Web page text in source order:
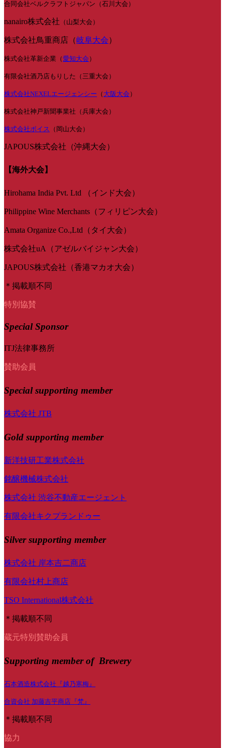
合同会社ベルクラフトジャパン（石川大会）
nanairo株式会社 （山梨大会）
株式会社鳥重商店（岐阜大会）
株式会社革新企業（愛知大会 ）
有限会社酒乃店もりした（三重大会）
株式会社NEXELエージェンシー （ 大阪大会 ）
株式会社神戸新聞事業社（兵庫大会）
株式会社ボイス （岡山大会）
JAPOUS株式会社（沖縄大会）
【海外大会】
Hirohama India Pvt. Ltd （インド大会）
Philippine Wine Merchants（フィリピン大会）
Amata Organize Co.,Ltd（タイ大会）
株式会社uA（アゼルバイジャン大会）
JAPOUS株式会社（香港マカオ大会）
＊掲載順不同
特別協賛
Special Sponsor
ITJ法律事務所
賛助会員
Specialsupporting member
株式会社 JTB
Gold supporting member
新洋技研工業株式会社
銘醸機械株式会社
株式会社 渋谷不動産エージェント
有限会社キクプランドゥー
Silver supporting member
株式会社 岸本吉二商店
有限会社村上商店
TSO International株式会社
＊掲載順不同
蔵元特別賛助会員
Supporting member of Brewery
石本酒造株式会社『越乃寒梅』
合資会社 加藤吉平商店『梵』
＊掲載順不同
協力